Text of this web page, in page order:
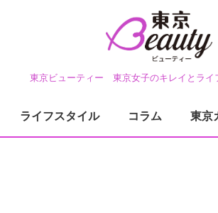
東京ビューティー 東京女子のキレイとライ
ライフスタイル コラム 東京